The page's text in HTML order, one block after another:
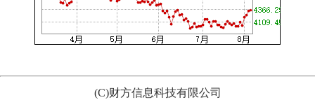
(C)财方信息科技有限公司